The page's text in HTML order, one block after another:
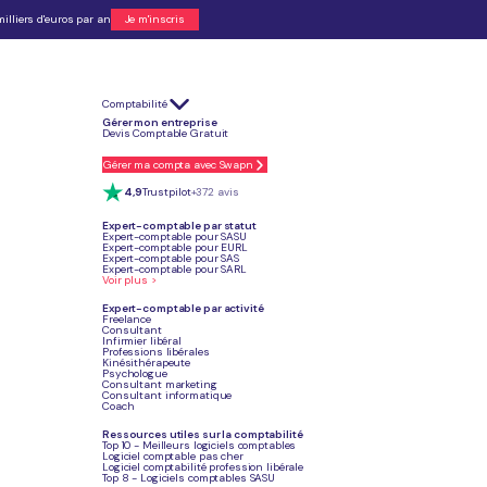
d'euros par an Je m'inscris
Comptabilité
Gérer mon entreprise
Devis Comptable Gratuit
Gérer ma compta avec Swapn
4,9Trustpilot+372 avis
Expert-comptable par statut
Expert-comptable pour SASU
Expert-comptable pour EURL
Expert-comptable pour SAS
Expert-comptable pour SARL
Voir plus >
Expert-comptable par activité
Freelance
Consultant
Infirmier libéral
Professions libérales
Kinésithérapeute
Psychologue
Consultant marketing
Consultant informatique
Coach
Ressources utiles sur la comptabilité
Top 10 - Meilleurs logiciels comptables
Logiciel comptable pas cher
Logiciel comptabilité profession libérale
Top 8 - Logiciels comptables SASU
si son chiffre d’affaires reste sous certains seuils.
réel normal.
dépenses soumises à TVA.
achats professionnels.
professionnel.
à l’image de l’entreprise.
franchise en base de TVA.
réel simplifié et le régime réel normal.